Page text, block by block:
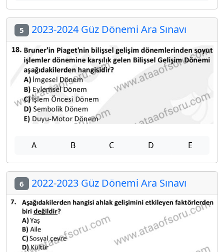
5 2023-2024 Güz Dönemi Ara Sınavı
A B C D E
6 2022-2023 Güz Dönemi Ara Sınavı